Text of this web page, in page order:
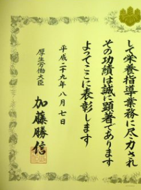
善
学
会」
で
『千
葉
県
の
郷
土
料
理
「太
巻
き
寿
司」
の
起
源